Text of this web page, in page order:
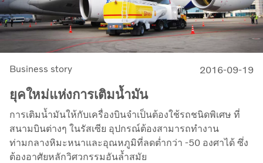
Business story 2016-09-19
ยุคใหม่แห่งการเติมน้ำมัน
การเติมน้ำมันให้กับเครื่องบินจำเป็นต้องใช้รถชนิดพิเศษ ที่
สนามบินต่างๆ ในรัสเซีย อุปกรณ์ต้องสามารถทำงาน
ท่ามกลางหิมะหนาและอุณหภูมิที่ลดต่ำกว่า -50 องศาได้ ซึ่ง
ต้องอาศัยหลักวิศวกรรมอันล้ำสมัย